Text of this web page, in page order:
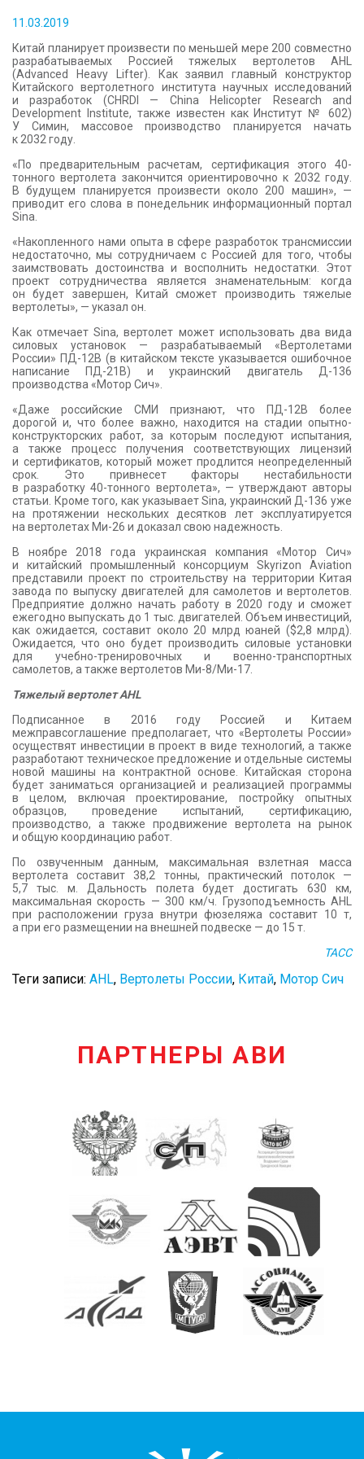
КОНТАКТЫ
11.03.2019
Китай планирует произвести по меньшей мере 200 совместно
разрабатываемых Россией тяжелых вертолетов AHL
(Advanced Heavy Lifter). Как заявил главный конструктор
Китайского вертолетного института научных исследований
и разработок (CHRDI — China Helicopter Research and
Development Institute, также известен как Институт № 602)
У Симин, массовое производство планируется начать
к 2032 году.
«По предварительным расчетам, сертификация этого 40-
тонного вертолета закончится ориентировочно к 2032 году.
В будущем планируется произвести около 200 машин», —
приводит его слова в понедельник информационный портал
Sina.
«Накопленного нами опыта в сфере разработок трансмиссии
недостаточно, мы сотрудничаем с Россией для того, чтобы
заимствовать достоинства и восполнить недостатки. Этот
проект сотрудничества является знаменательным: когда
он будет завершен, Китай сможет производить тяжелые
вертолеты», — указал он.
Как отмечает Sina, вертолет может использовать два вида
силовых установок — разрабатываемый «Вертолетами
России» ПД-12В (в китайском тексте указывается ошибочное
написание ПД-21В) и украинский двигатель Д-136
производства «Мотор Сич».
«Даже российские СМИ признают, что ПД-12В более
дорогой и, что более важно, находится на стадии опытно-
конструкторских работ, за которым последуют испытания,
а также процесс получения соответствующих лицензий
и сертификатов, который может продлится неопределенный
срок. Это привнесет факторы нестабильности
в разработку 40-тонного вертолета», — утверждают авторы
статьи. Кроме того, как указывает Sina, украинский Д-136 уже
на протяжении нескольких десятков лет эксплуатируется
на вертолетах Ми-26 и доказал свою надежность.
В ноябре 2018 года украинская компания «Мотор Сич»
и китайский промышленный консорциум Skyrizon Aviation
представили проект по строительству на территории Китая
завода по выпуску двигателей для самолетов и вертолетов.
Предприятие должно начать работу в 2020 году и сможет
ежегодно выпускать до 1 тыс. двигателей. Объем инвестиций,
как ожидается, составит около 20 млрд юаней ($2,8 млрд).
Ожидается, что оно будет производить силовые установки
для учебно-тренировочных и военно-транспортных
самолетов, а также вертолетов Ми-8/Ми-17.
Тяжелый вертолет AHL
Подписанное в 2016 году Россией и Китаем
межправсоглашение предполагает, что «Вертолеты России»
осуществят инвестиции в проект в виде технологий, а также
разработают техническое предложение и отдельные системы
новой машины на контрактной основе. Китайская сторона
будет заниматься организацией и реализацией программы
в целом, включая проектирование, постройку опытных
образцов, проведение испытаний, сертификацию,
производство, а также продвижение вертолета на рынок
и общую координацию работ.
По озвученным данным, максимальная взлетная масса
вертолета составит 38,2 тонны, практический потолок —
5,7 тыс. м. Дальность полета будет достигать 630 км,
максимальная скорость — 300 км/ч. Грузоподъемность AHL
при расположении груза внутри фюзеляжа составит 10 т,
а при его размещении на внешней подвеске — до 15 т.
ТАСС
Теги записи: AHL, Вертолеты России, Китай, Мотор Сич
ПАРТНЕРЫ АВИ